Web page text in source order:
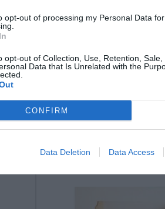
opt-out of processing my Personal Data
opt-out of Collection, Use, Retention,
Data that Is Unrelated with the
CONFIRM
Data Deletion Data Access
Μπορεί να σε